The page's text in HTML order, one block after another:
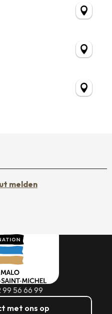
melden
99 56 66 99
met ons op